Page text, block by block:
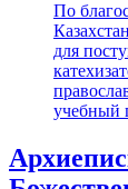
По
для
учебный